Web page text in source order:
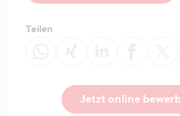
Teilen
Jetzt online